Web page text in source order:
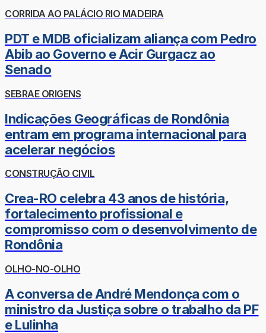
CORRIDA AO PALÁCIO RIO MADEIRA
PDT e MDB oficializam aliança com Pedro
Abib ao Governo e Acir Gurgacz ao
Senado
SEBRAE ORIGENS
Indicações Geográficas de Rondônia
entram em programa internacional para
acelerar negócios
CONSTRUÇÃO CIVIL
Crea-RO celebra 43 anos de história,
fortalecimento profissional e
compromisso com o desenvolvimento de
Rondônia
OLHO-NO-OLHO
A conversa de André Mendonça com o
ministro da Justiça sobre o trabalho da PF
e Lulinha